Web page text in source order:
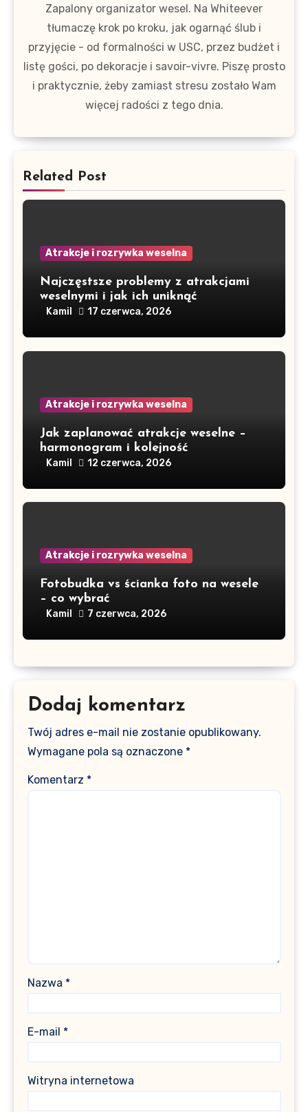
Zapalony organizator wesel. Na Whiteever
tłumaczę krok po kroku, jak ogarnąć ślub i
przyjęcie - od formalności w USC, przez budżet i
listę gości, po dekoracje i savoir-vivre. Piszę prosto
i praktycznie, żeby zamiast stresu zostało Wam
więcej radości z tego dnia.
Related Post
Atrakcje i rozrywka weselna
Najczęstsze problemy z atrakcjami
weselnymi i jak ich uniknąć
Kamil 17 czerwca, 2026
Atrakcje i rozrywka weselna
Jak zaplanować atrakcje weselne –
harmonogram i kolejność
Kamil 12 czerwca, 2026
Atrakcje i rozrywka weselna
Fotobudka vs ścianka foto na wesele
– co wybrać
Kamil 7 czerwca, 2026
Dodaj komentarz
Twój adres e-mail nie zostanie opublikowany.
Wymagane pola są oznaczone *
Komentarz *
Nazwa *
E-mail *
Witryna internetowa